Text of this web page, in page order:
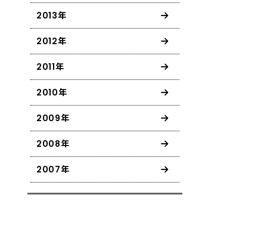
2013年
2012年
2011年
2010年
2009年
2008年
2007年